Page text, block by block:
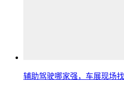
辅助驾驶哪家强，车展现场